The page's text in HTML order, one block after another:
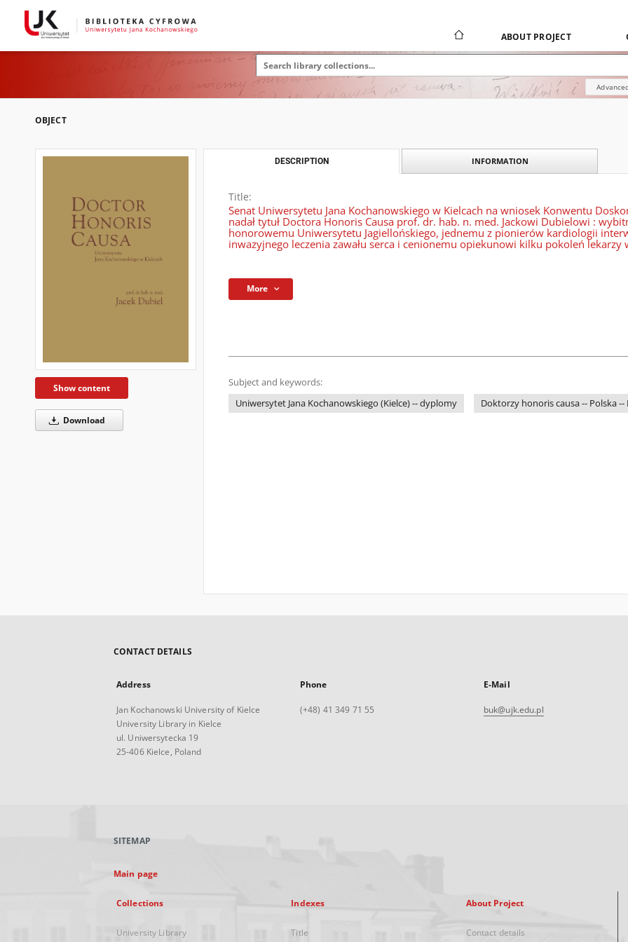
ABOUT PROJECT
OBJECT
Show content
Download
DESCRIPTION INFORMATION
Title:
Senat Uniwersytetu Jana Kochanowskiego w Kielcach na wniosek Konwentu
nadał tytuł Doctora Honoris Causa prof. dr. hab. n. med. Jackowi Dubielowi :
honorowemu Uniwersytetu Jagiellońskiego, jednemu z pionierów kardiologii
inwazyjnego leczenia zawału serca i cenionemu opiekunowi kilku pokoleń lekarzy
More
Subject and keywords:
Uniwersytet Jana Kochanowskiego (Kielce) -- dyplomy
Doktorzy honoris causa -- Polska --
CONTACT DETAILS
Address
Jan Kochanowski University of Kielce
University Library in Kielce
ul. Uniwersytecka 19
25-406 Kielce, Poland
Phone
(+48) 41 349 71 55
E-Mail
buk@ujk.edu.pl
SITEMAP
Main page
Collections
University Library
Indexes
Title
About Project
Contact details